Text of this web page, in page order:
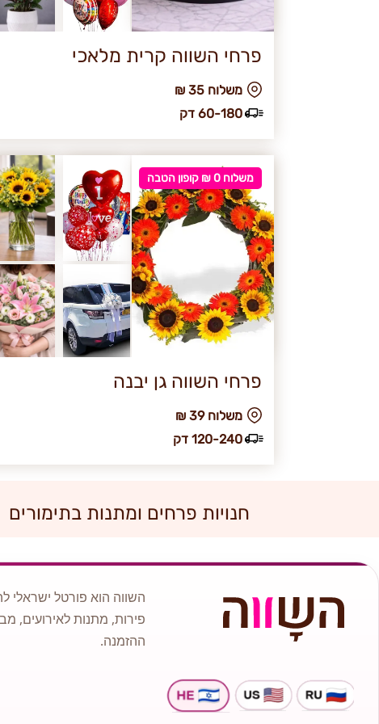
פרחי השווה קרית מלאכי
₪ משלוח 35
60-180 דק
משלוח 0 ₪ קופון הטבה
פרחי השווה גן יבנה
₪ משלוח 39
120-240 דק
חנויות פרחים ומתנות בתימורים
השווה הוא פורטל ישראלי
פירות, מתנות לאירועים,
ההזמנה.